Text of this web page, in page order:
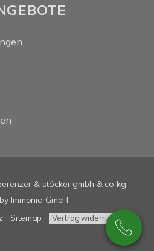
& stöcker gmbh & co kg
Immonia GmbH
Sitemap Vertrag widerrufen